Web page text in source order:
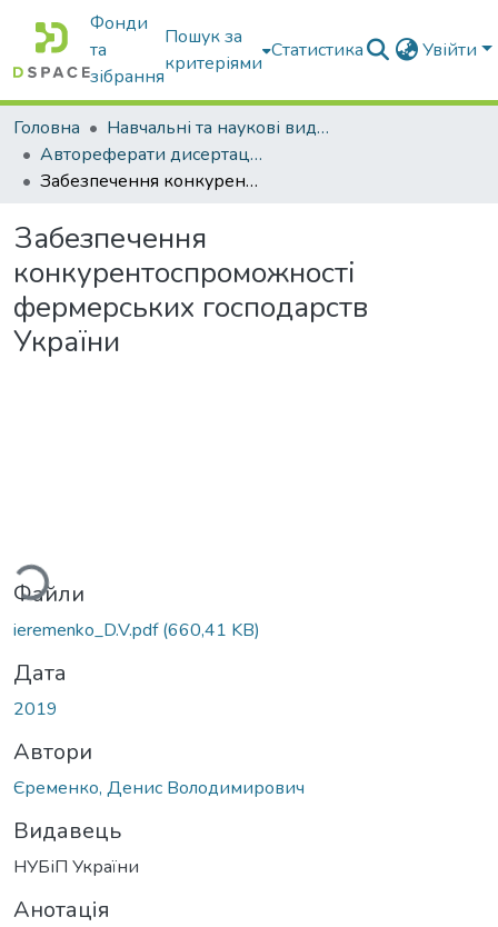
Фонди
та
зібрання
Пошук за
критеріями
Статистика Увійти
Головна
Навчальні та наукові видання
Автореферати дисертацій та дисертації
Забезпечення конкурентоспроможності фермерських господарств України
Забезпечення
конкурентоспроможності
фермерських господарств
України
Вантажиться...
Файли
ieremenko_D.V.pdf(660,41 KB)
Дата
2019
Автори
Єременко, Денис Володимирович
Видавець
НУБіП України
Анотація